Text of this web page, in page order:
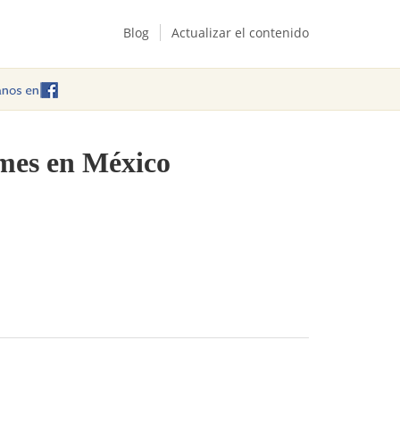
Blog Actualizar el contenido
en México